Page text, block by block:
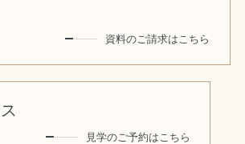
資料のご請求はこちら
見学のご予約はこちら